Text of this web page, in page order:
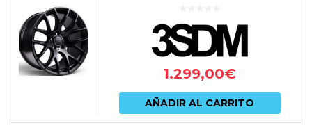
1.299,00€
AÑADIR AL CARRITO